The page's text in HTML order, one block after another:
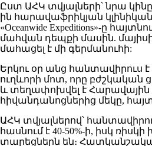
Ըստ ԱՀԿ տվյալների՝ նրա
ին հարավաֆրիկյան
«Oceanwide Expeditions»-ը
մահվան դեպքի մասին.
մահացել է մի գերմանուհի:
Երկու օր անց հանտավիրուս
ուղևորի մոտ, որը բժշկական
և տեղափոխվել է Հարավային
հիվանդանոցներից մեկը,
ԱՀԿ տվյալներով՝
հասնում է 40-50%-ի, իսկ
տարեցներն են։